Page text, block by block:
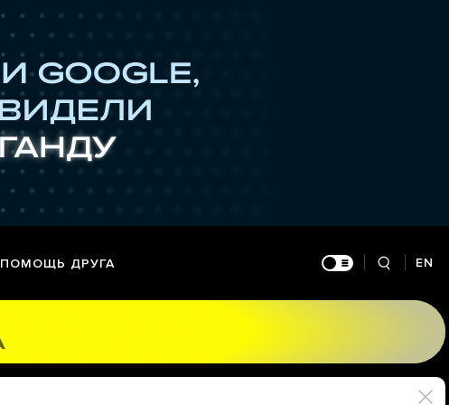
ПОМОЩЬ ДРУГА EN